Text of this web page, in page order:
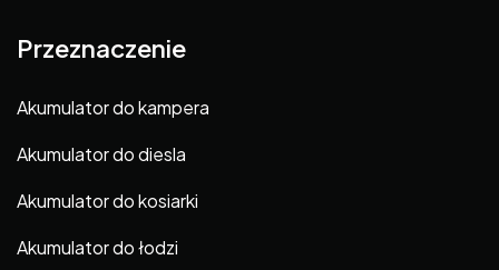
Przeznaczenie
Akumulator do kampera
Akumulator do diesla
Akumulator do kosiarki
Akumulator do łodzi